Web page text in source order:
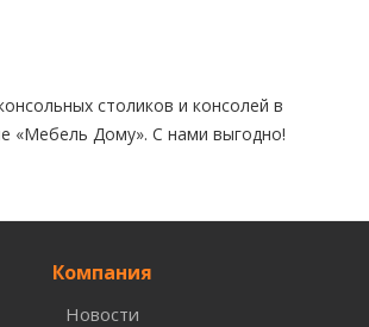
столиков и консолей в
«Мебель Дому». С нами выгодно!
Компания
Новости